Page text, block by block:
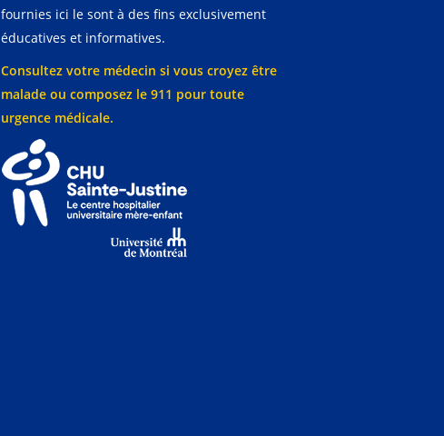
fournies ici le sont à des fins exclusivement
éducatives et informatives.
Consultez votre médecin si vous croyez être
malade ou composez le 911 pour toute
urgence médicale.